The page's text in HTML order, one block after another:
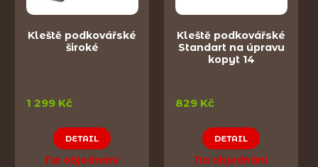
Kleště podkovářské
široké
1 299 Kč
DETAIL
Na objednání
Kleště podkovářské
Standart na úpravu
kopyt 14
829 Kč
DETAIL
Na objednání